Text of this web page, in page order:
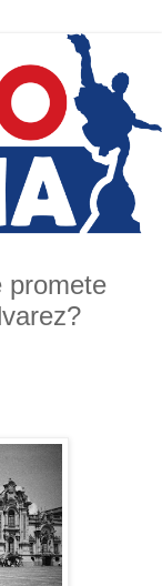
promete